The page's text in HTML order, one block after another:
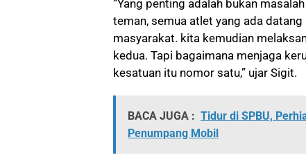
“Yang penting adalah bukan
teman, semua atlet yang ada
masyarakat. kita kemudian
kedua. Tapi bagaimana menjaga
kesatuan itu nomor satu,” ujar Sigit.
BACA JUGA : Tidur di SPBU,
Penumpang Mobil